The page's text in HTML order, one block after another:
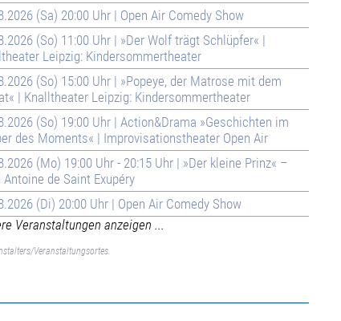
(Sa) 20:00 Uhr | Open Air Comedy Show
(So) 11:00 Uhr | »Der Wolf trägt Schlüpfer« |
Leipzig: Kindersommertheater
(So) 15:00 Uhr | »Popeye, der Matrose mit dem
| Knalltheater Leipzig: Kindersommertheater
(So) 19:00 Uhr | Action&Drama »Geschichten im
des Moments« | Improvisationstheater Open Air
(Mo) 19:00 Uhr - 20:15 Uhr | »Der kleine Prinz« –
Antoine de Saint Exupéry
(Di) 20:00 Uhr | Open Air Comedy Show
Veranstaltungen anzeigen ...
Veranstaltungsortes.